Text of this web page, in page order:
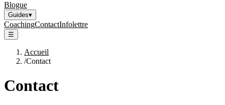
Blogue
Guides▾
CoachingContactInfolettre
☰
Accueil
/Contact
Contact